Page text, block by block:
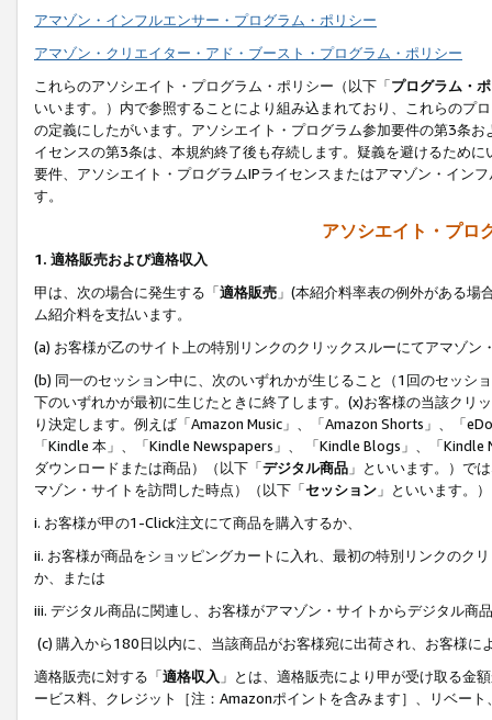
アマゾン・インフルエンサー・プログラム・ポリシー
アマゾン・クリエイター・アド・ブースト・プログラム・ポリシー
これらのアソシエイト・プログラム・ポリシー（以下「プログラム・
いいます。）内で参照することにより組み込まれており、これらのプ
の定義にしたがいます。アソシエイト・プログラム参加要件の第3条
イセンスの第3条は、本規約終了後も存続します。疑義を避けるため
要件、アソシエイト・プログラムIPライセンスまたはアマゾン・イン
す。
アソシエイト・プロ
1. 適格販売および適格収入
甲は、次の場合に発生する「適格販売 」(本紹介料率表の例外がある
ム紹介料を支払います。
(a) お客様が乙のサイト上の特別リンクのクリックスルーにてアマゾン
(b) 同一のセッション中に、次のいずれかが生じること（1回のセッシ
下のいずれかが最初に生じたときに終了します。(x)お客様の当該ク
り決定します。例えば「Amazon Music」、「Amazon Shorts」、「
「Kindle 本」、「Kindle Newspapers」、 「Kindle Blogs」、「
ダウンロードまたは商品）（以下「デジタル商品 」といいます。）で
マゾン・サイトを訪問した時点）（以下「セッション 」といいます。
i. お客様が甲の1-Click注文にて商品を購入するか、
ii. お客様が商品をショッピングカートに入れ、最初の特別リンクのク
か、または
iii. デジタル商品に関連し、お客様がアマゾン・サイトからデジタル
(c) 購入から180日以内に、当該商品がお客様宛に出荷され、お客様
適格販売に対する「適格収入 」とは、適格販売により甲が受け取る金
ービス料、クレジット［注：Amazonポイントを含みます］、リベー